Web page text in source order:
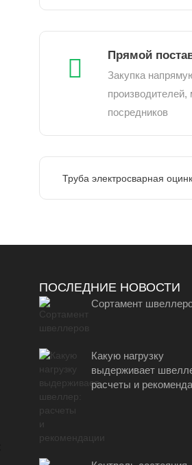
Прямой
Закупка
производителей,
посредников
Труба электросварная
ПОСЛЕДНИЕ НОВОСТИ
Сортамент
Какую нагрузку
выдерживает
расчеты и